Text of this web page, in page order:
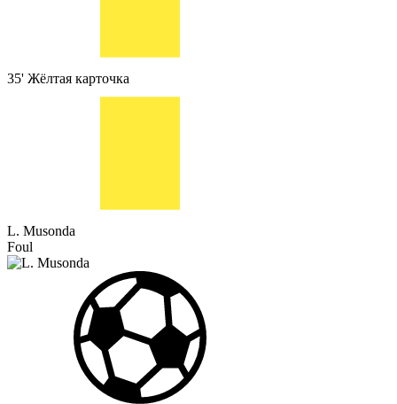
35' Жёлтая карточка
L. Musonda
Foul